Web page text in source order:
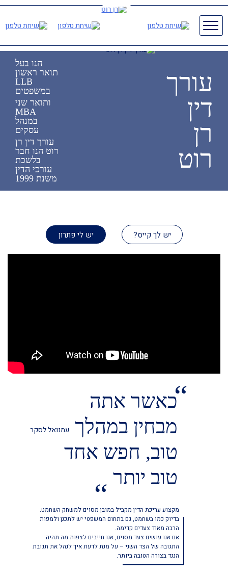
Primary
Menu
עורך
דין
רן
רוט
הנו בעל
תואר ראשון
LLB
במשפטים
ותואר שני
MBA
במנהל
עסקים
עורך דין רן
רוט הנו חבר
בלשכת
עורכי הדין
משנת 1999
יש לך קייס? יש לי פתרון
“כאשר אתה
מבחין במהלך
טוב, חפש אחד
טוב יותר
“
עמנואל לסקר
מקצוע עריכת הדין מקביל במובן מסוים למשחק השחמט.
בדיוק כמו בשחמט, גם בתחום המשפטי יש לתכנן ולמפות
הרבה מאוד צעדים קדימה.
אם אנו עושים צעד מסוים, אנו חייבים לצפות מה תהיה
התגובה של הצד השני – על מנת לדעת איך לנהל את תגובת
הנגד בצורה הטובה ביותר.